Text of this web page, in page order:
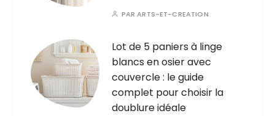
PARARTS-ET-CREATION
Lot de 5 paniers à linge
blancs en osier avec
couvercle : le guide
complet pour choisir la
doublure idéale